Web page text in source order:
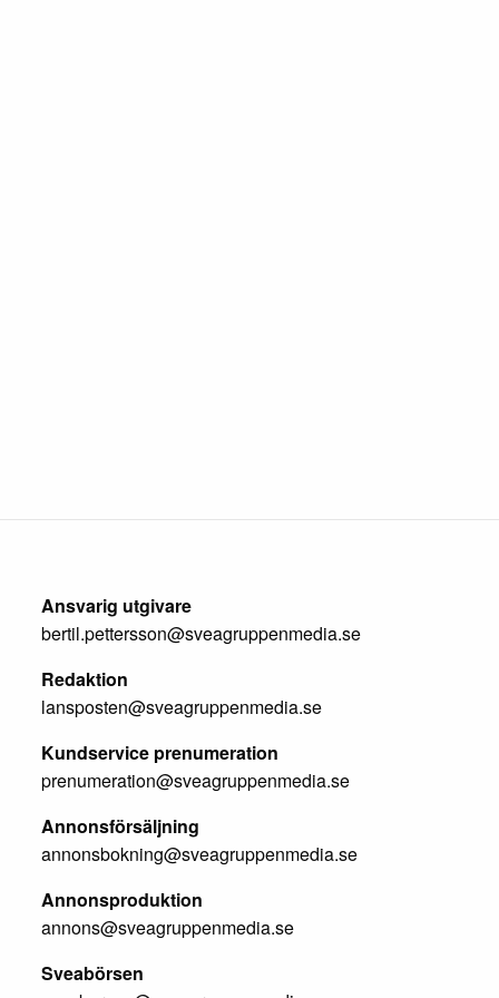
Ansvarig utgivare
bertil.pettersson@sveagruppenmedia.se
Redaktion
lansposten@sveagruppenmedia.se
Kundservice prenumeration
prenumeration@sveagruppenmedia.se
Annonsförsäljning
annonsbokning@sveagruppenmedia.se
Annonsproduktion
annons@sveagruppenmedia.se
Sveabörsen